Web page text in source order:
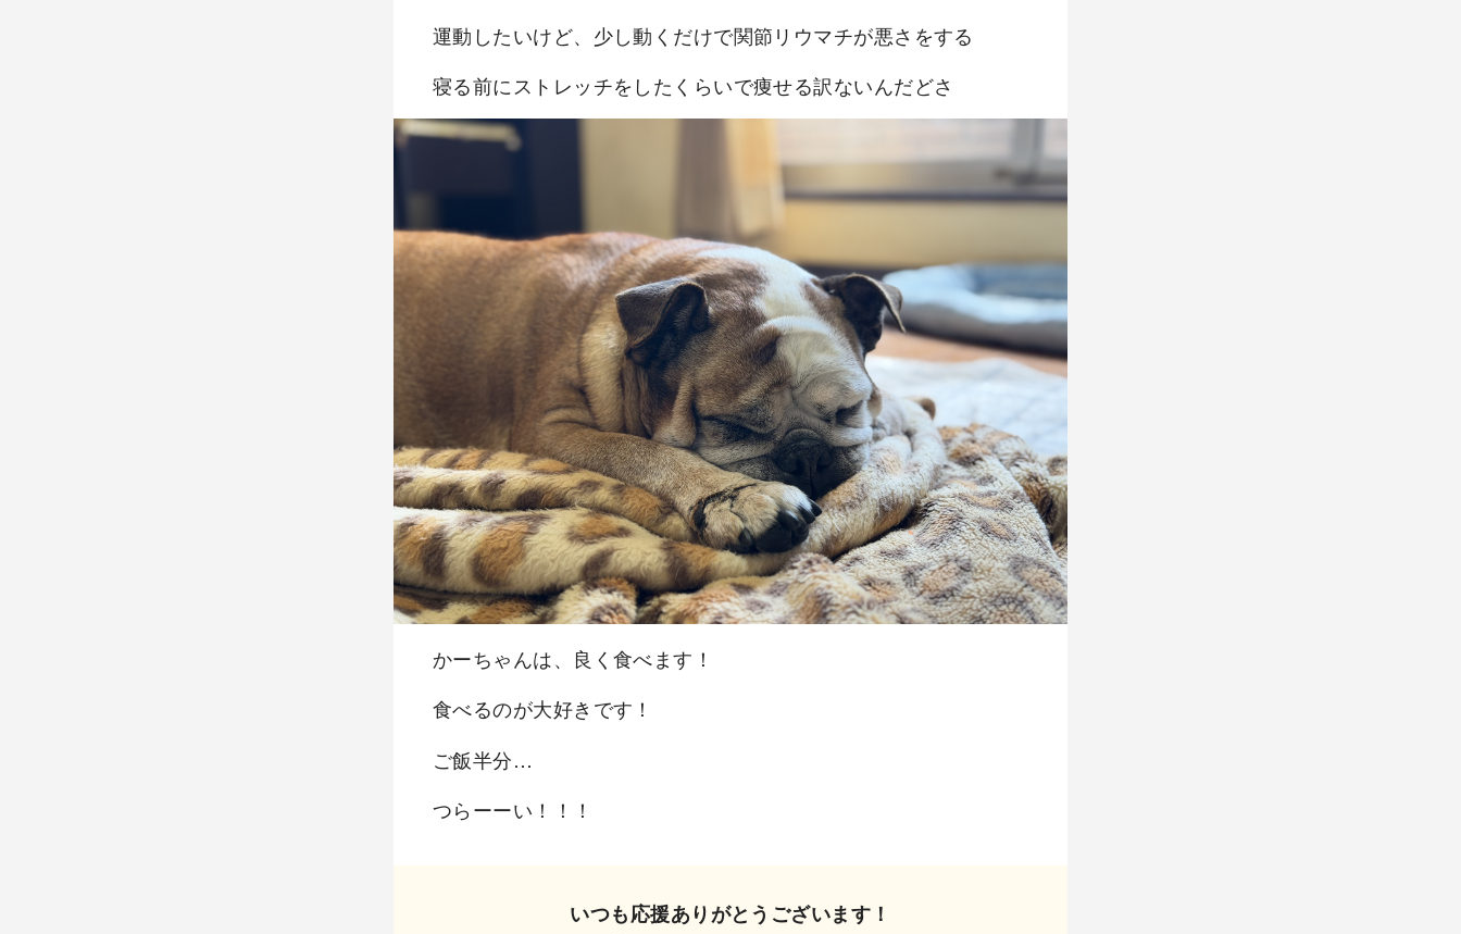
運動したいけど、少し動くだけで関節リウマチが悪さをする
寝る前にストレッチをしたくらいで痩せる訳ないんだどさ
かーちゃんは、良く食べます！
食べるのが大好きです！
ご飯半分…
つらーーい！！！
いつも応援ありがとうございます！